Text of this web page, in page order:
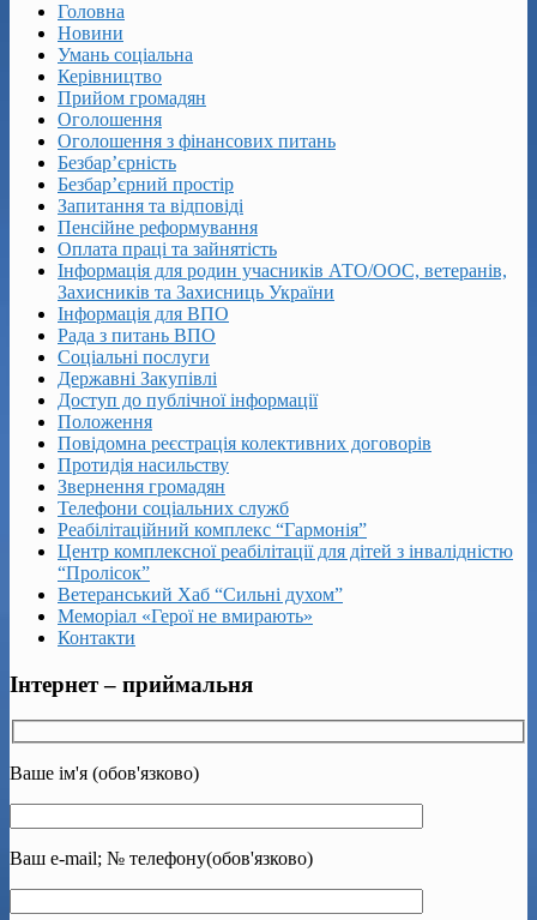
Головна
Новини
Умань соціальна
Керівництво
Прийом громадян
Оголошення
Оголошення з фінансових питань
Безбар’єрність
Безбар’єрний простір
Запитання та відповіді
Пенсійне реформування
Оплата праці та зайнятість
Інформація для родин учасників АТО/ООС, ветеранів,
Захисників та Захисниць України
Інформація для ВПО
Рада з питань ВПО
Соціальні послуги
Державні Закупівлі
Доступ до публічної інформації
Положення
Повідомна реєстрація колективних договорів
Протидія насильству
Звернення громадян
Телефони соціальних служб
Реабілітаційний комплекс “Гармонія”
Центр комплексної реабілітації для дітей з інвалідністю
“Пролісок”
Ветеранський Хаб “Сильні духом”
Меморіал «Герої не вмирають»
Контакти
Інтернет – приймальня
Ваше ім'я (обов'язково)
Ваш e-mail; № телефону(обов'язково)